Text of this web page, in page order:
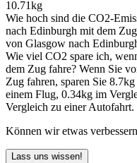
10.71kg
Wie hoch sind die CO2-
nach Edinburgh mit dem
von Glasgow nach
Wie viel CO2 spare ich,
dem Zug fahre? Wenn Sie
Zug fahren, sparen Sie
einem Flug, 0.34kg im
Vergleich zu einer Autofahrt.
Können wir etwas
Lass uns wissen!